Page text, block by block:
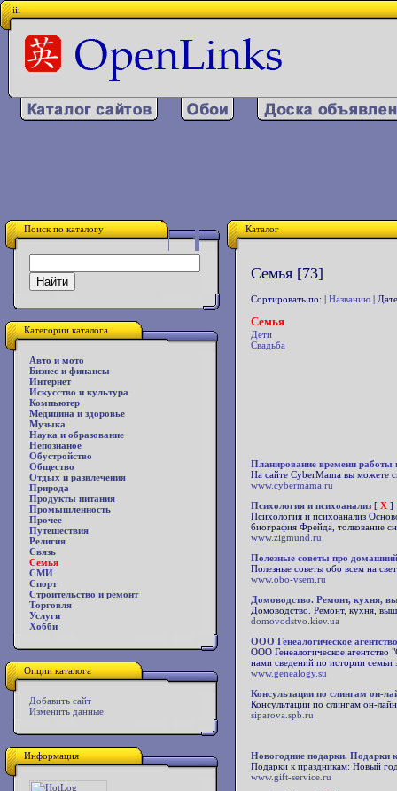
iii
Поиск по каталогу
Категории каталога
Авто и мото
Бизнес и финансы
Интернет
Искусство и культура
Компьютер
Медицина и здоровье
Музыка
Наука и образование
Непознаное
Обустройство
Общество
Отдых и развлечения
Природа
Продукты питания
Промышленность
Прочее
Путешествия
Религия
Связь
Семья
СМИ
Спорт
Строительство и ремонт
Торговля
Услуги
Хобби
Опции каталога
Добавить сайт
Изменить данные
Информация
Каталог
Семья [73]
Сортировать по: | Названию |
Семья
Дети
Свадьба
Планирование времени работы
На сайте CyberMama вы можете
www.cybermama.ru
Психология и психоанализ [ X ]
Психология и психоанализ
биография Фрейда, толкование
www.zigmund.ru
Полезные советы про
Полезные советы обо всем на
www.obo-vsem.ru
Домоводство. Ремонт, кухня,
Домоводство. Ремонт, кухня,
domovodstvo.kiev.ua
ООО Генеалогическое
ООО Генеалогическое
нами сведений по истории семьи
www.genealogy.su
Консультации по слингам он-
Консультации по слингам он-
siparova.spb.ru
Новогодние подарки. Подарки
Подарки к праздникам: Новый
www.gift-service.ru